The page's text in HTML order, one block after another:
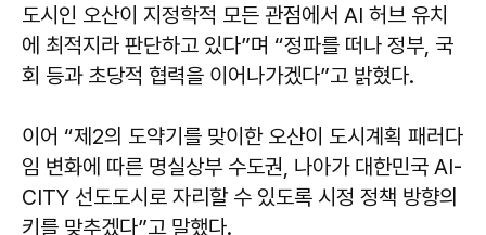
도시인 오산이 지정학적 모든 관점에서 AI 허브 유치
에 최적지라 판단하고 있다”며 “정파를 떠나 정부, 국
회 등과 초당적 협력을 이어나가겠다”고 밝혔다.
이어 “제2의 도약기를 맞이한 오산이 도시계획 패러다
임 변화에 따른 명실상부 수도권, 나아가 대한민국 AI-
CITY 선도도시로 자리할 수 있도록 시정 정책 방향의
키를 맞추겠다”고 말했다.